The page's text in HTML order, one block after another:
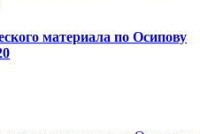
материала по Осипову